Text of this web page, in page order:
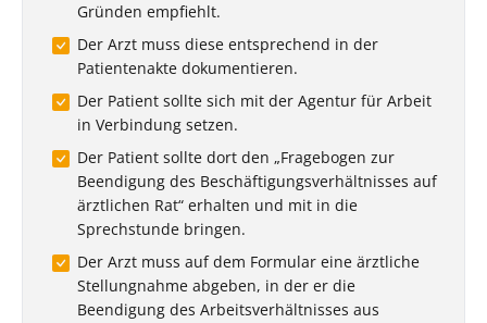
Gründen empfiehlt.
Der Arzt muss diese entsprechend in der
Patientenakte dokumentieren.
Der Patient sollte sich mit der Agentur für Arbeit
in Verbindung setzen.
Der Patient sollte dort den „Fragebogen zur
Beendigung des Beschäftigungsverhältnisses auf
ärztlichen Rat“ erhalten und mit in die
Sprechstunde bringen.
Der Arzt muss auf dem Formular eine ärztliche
Stellungnahme abgeben, in der er die
Beendigung des Arbeitsverhältnisses aus